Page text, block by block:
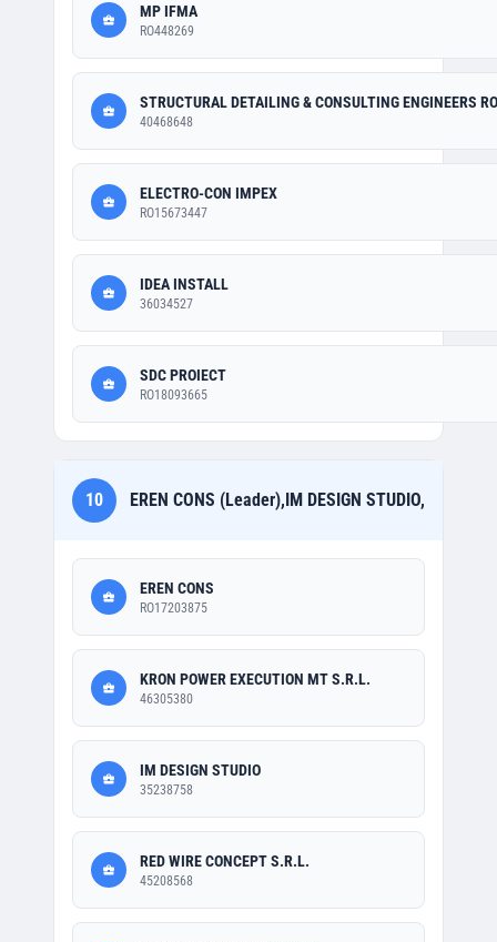
MP IFMA
RO448269
STRUCTURAL DETAILING & CONSULTING ENGINEERS RO
40468648
ELECTRO-CON IMPEX
RO15673447
IDEA INSTALL
36034527
SDC PROIECT
RO18093665
10 EREN CONS (Leader),IM DESIGN STUDIO,
EREN CONS
RO17203875
KRON POWER EXECUTION MT S.R.L.
46305380
IM DESIGN STUDIO
35238758
RED WIRE CONCEPT S.R.L.
45208568